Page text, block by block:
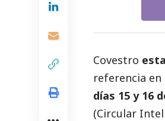
Covestro
referencia
días 15 y 16
(Circular